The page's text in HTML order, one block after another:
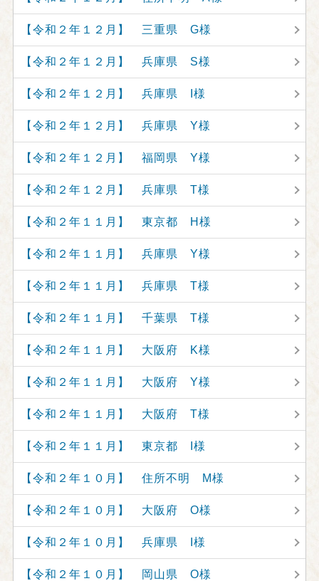
【令和２年１２月】 三重県 G様
【令和２年１２月】 兵庫県 S様
【令和２年１２月】 兵庫県 I様
【令和２年１２月】 兵庫県 Y様
【令和２年１２月】 福岡県 Y様
【令和２年１２月】 兵庫県 T様
【令和２年１１月】 東京都 H様
【令和２年１１月】 兵庫県 Y様
【令和２年１１月】 兵庫県 T様
【令和２年１１月】 千葉県 T様
【令和２年１１月】 大阪府 K様
【令和２年１１月】 大阪府 Y様
【令和２年１１月】 大阪府 T様
【令和２年１１月】 東京都 I様
【令和２年１０月】 住所不明 M様
【令和２年１０月】 大阪府 O様
【令和２年１０月】 兵庫県 I様
【令和２年１０月】 岡山県 O様